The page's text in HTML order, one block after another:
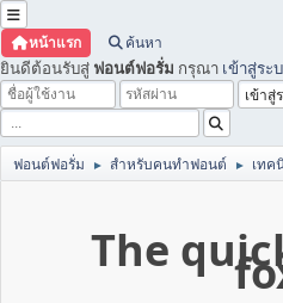
หน้าแรก ค้นหา
ยินดีต้อนรับสู่ ฟอนต์ฟอรั่ม กรุณา เข้าสู่ระ
ฟอนต์ฟอรั่ม ► สำหรับคนทำฟอนต์ ► เทค
The